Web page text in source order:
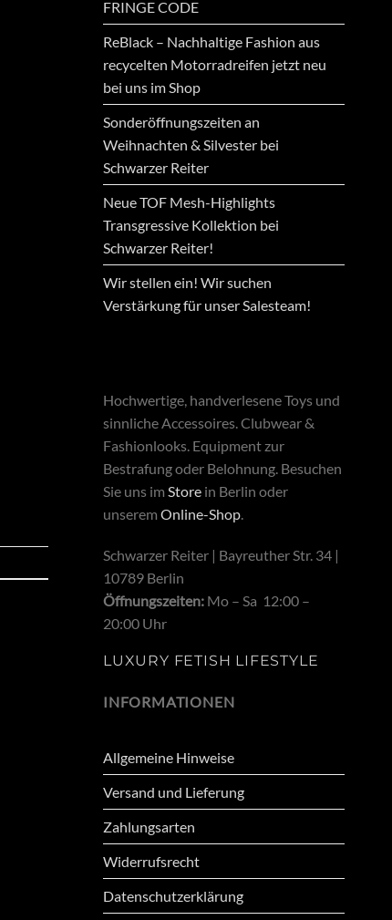
FRINGE CODE
ReBlack – Nachhaltige Fashion aus
recycelten Motorradreifen jetzt neu
bei uns im Shop
Sonderöffnungszeiten an
Weihnachten & Silvester bei
Schwarzer Reiter
Neue TOF Mesh-Highlights
Transgressive Kollektion bei
Schwarzer Reiter!
Wir stellen ein! Wir suchen
Verstärkung für unser Salesteam!
Hochwertige, handverlesene Toys und
sinnliche Accessoires. Clubwear &
Fashionlooks. Equipment zur
Bestrafung oder Belohnung. Besuchen
Sie uns im Store in Berlin oder
unserem Online-Shop
Schwarzer Reiter | Bayreuther Str. 34 |
10789 Berlin
Öffnungszeiten: Mo – Sa 12:00 –
20:00 Uhr
LUXURY FETISH LIFESTYLE
INFORMATIONEN
Allgemeine Hinweise
Versand und Lieferung
Zahlungsarten
Widerrufsrecht
Datenschutzerklärung